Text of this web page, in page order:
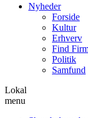
Nyheder
Forside
Kultur
Erhverv
Find
Politik
Samfund
Lokal
menu